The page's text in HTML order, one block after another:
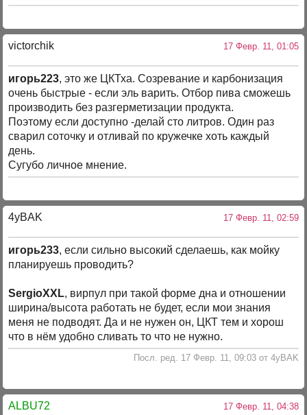
victorchik 17 Февр. 11, 01:05
игорь223, это же ЦКТха. Созревание и карбонизация
очень быстрые - если эль варить. Отбор пива сможешь
производить без разгерметизации продукта.
Поэтому если доступно -делай сто литров. Один раз
сварил соточку и отливай по кружечке хоть каждый
день.
Сугубо личное мнение.
4yBAK 17 Февр. 11, 02:59
игорь233, если сильно высокий сделаешь, как мойку
планируешь проводить?
SergioXXL, вирпул при такой форме дна и отношении
ширина/высота работать не будет, если мои знания
меня не подводят. Да и не нужен он, ЦКТ тем и хорош
что в нём удобно сливать то что не нужно.
Посл. ред. 17 Февр. 11, 09:03 от 4yBAK
ALBU72 17 Февр. 11, 04:38